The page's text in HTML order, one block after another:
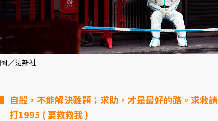
圖／法新社
自殺，不能解決難題；求助，才是最好的路。求救請
打1995 ( 要救救我 )